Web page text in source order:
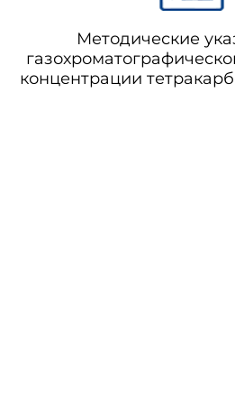
Методические
концентрации